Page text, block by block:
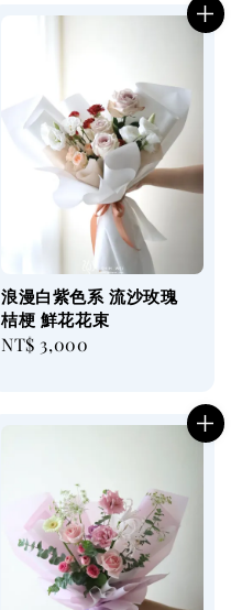
浪漫白紫色系 流沙玫瑰
桔梗 鮮花花束
Regular
NT$ 3,000